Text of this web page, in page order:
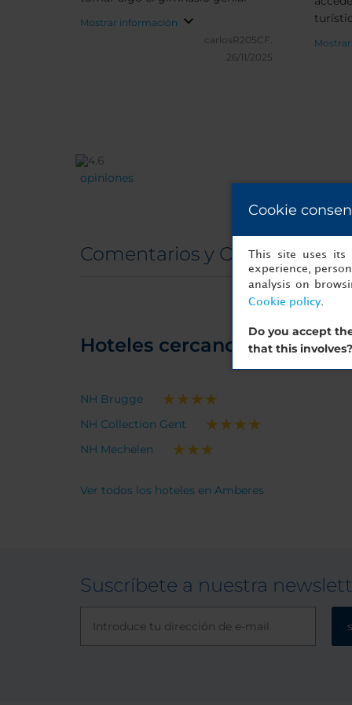
Mostrar información
carlosR205CF.
26/11/2025
opiniones
Comentarios y Opiniones
Hoteles cercanos
NH Brugge
NH Collection Gent
NH Mechelen
Ver todos los hoteles en Amberes
Suscríbete a nuestra
Cookie
This site uses its
experience,
analysis on
Cookie policy.
Do you accept
that this involves?